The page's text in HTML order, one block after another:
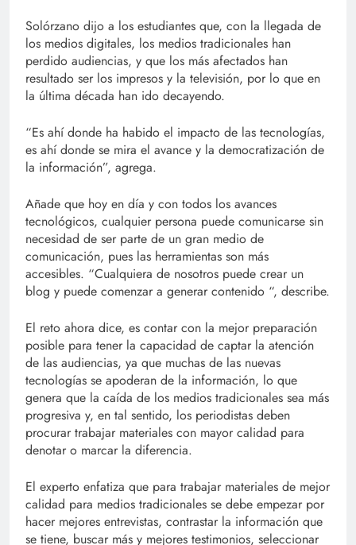
Solórzano dijo a los estudiantes que, con la llegada de
los medios digitales, los medios tradicionales han
perdido audiencias, y que los más afectados han
resultado ser los impresos y la televisión, por lo que en
la última década han ido decayendo.
“Es ahí donde ha habido el impacto de las tecnologías,
es ahí donde se mira el avance y la democratización de
la información”, agrega.
Añade que hoy en día y con todos los avances
tecnológicos, cualquier persona puede comunicarse sin
necesidad de ser parte de un gran medio de
comunicación, pues las herramientas son más
accesibles. “Cualquiera de nosotros puede crear un
blog y puede comenzar a generar contenido “, describe.
El reto ahora dice, es contar con la mejor preparación
posible para tener la capacidad de captar la atención
de las audiencias, ya que muchas de las nuevas
tecnologías se apoderan de la información, lo que
genera que la caída de los medios tradicionales sea más
progresiva y, en tal sentido, los periodistas deben
procurar trabajar materiales con mayor calidad para
denotar o marcar la diferencia.
El experto enfatiza que para trabajar materiales de mejor
calidad para medios tradicionales se debe empezar por
hacer mejores entrevistas, contrastar la información que
se tiene, buscar más y mejores testimonios, seleccionar